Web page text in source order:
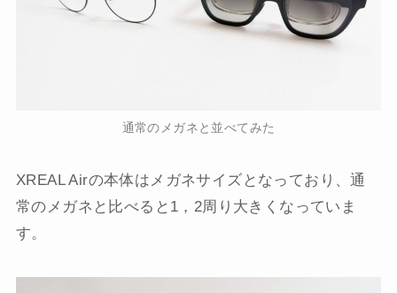
通常のメガネと並べてみた
XREAL Airの本体はメガネサイズとなっており、通
常のメガネと比べると1，2周り大きくなっていま
す。